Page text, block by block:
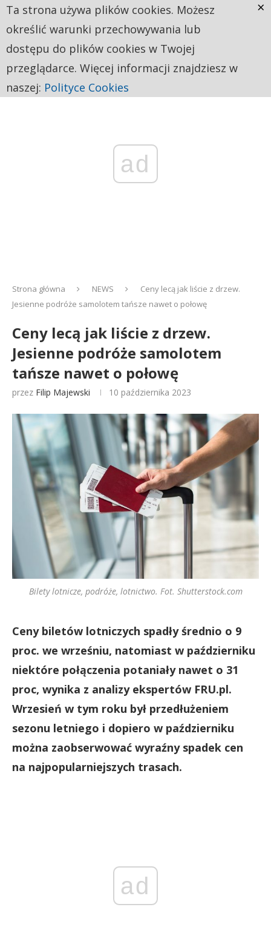
ad
Strona główna NEWS
Ceny lecą jak liście z drzew.
Jesienne podróże samolotem tańsze nawet o połowę
Ceny lecą jak liście z drzew.
Jesienne podróże samolotem
tańsze nawet o połowę
przez Filip Majewski 10 października 2023
Bilety lotnicze, podróże, lotnictwo. Fot. Shutterstock.com
Ceny biletów lotniczych spadły średnio o 9
proc. we wrześniu, natomiast w październiku
niektóre połączenia potaniały nawet o 31
proc, wynika z analizy ekspertów FRU.pl.
Wrzesień w tym roku był przedłużeniem
sezonu letniego i dopiero w październiku
można zaobserwować wyraźny spadek cen
na najpopularniejszych trasach.
ad
Ta strona używa plików cookies. Możesz
określić warunki przechowywania lub
dostępu do plików cookies w Twojej
przeglądarce. Więcej informacji znajdziesz w
naszej: Polityce Cookies
×